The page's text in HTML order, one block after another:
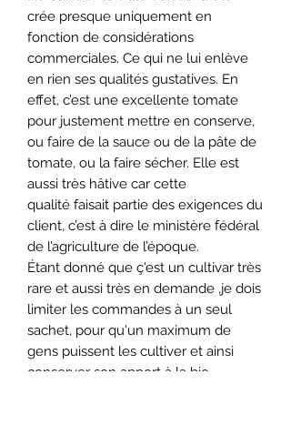
crée presque uniquement en
fonction de considérations
commerciales. Ce qui ne lui enlève
en rien ses qualités gustatives. En
effet, c’est une excellente tomate
pour justement mettre en conserve,
ou faire de la sauce ou de la pâte de
tomate, ou la faire sécher. Elle est
aussi très hâtive car cette
qualité faisait partie des exigences du
client, c’est à dire le ministère fédéral
de l’agriculture de l’époque.
Étant donné que ç'est un cultivar très
rare et aussi très en demande ,je dois
limiter les commandes à un seul
sachet, pour qu'un maximum de
gens puissent les cultiver et ainsi
conserver son apport à la bio-